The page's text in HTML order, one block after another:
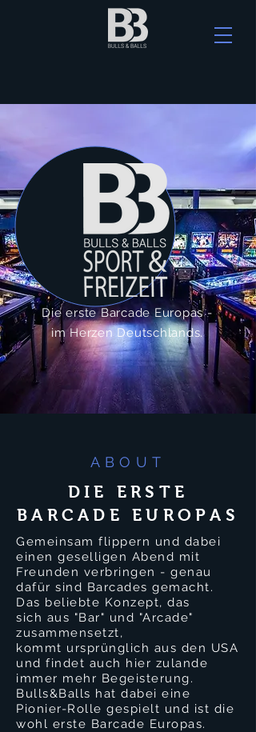
Die erste Barcade Europas -
im Herzen Deutschlands.
ABOUT
DIE ERSTE
BARCADE EUROPAS
Gemeinsam flippern und dabei
einen geselligen Abend mit
Freunden verbringen - genau
dafür sind Barcades gemacht.
Das beliebte Konzept, das
sich aus "Bar" und "Arcade"
zusammensetzt,
kommt ursprünglich aus den USA
und findet auch hier zulande
immer mehr Begeisterung.
Bulls&Balls hat dabei eine
Pionier-Rolle gespielt und ist die
wohl erste Barcade Europas.